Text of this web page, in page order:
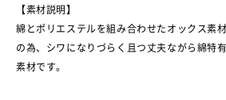
【素材説明】
綿とポリエステルを組み合わせたオックス素
の為、シワになりづらく且つ丈夫ながら綿特
素材です。